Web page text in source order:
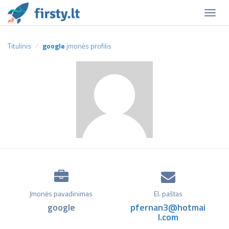
Titulinis google įmonės profilis
Įmonės pavadinimas
google
El. paštas
pfernan3@hotmai
l.com